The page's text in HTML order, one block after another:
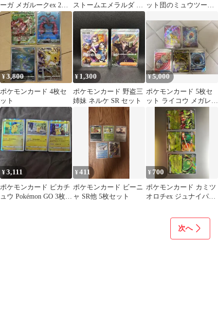
ーガ メガルークex 2枚
セット
ストームエメラルダ バ
ラパック 20パック
ット団のミュウツーEX
¥3,800
ポケモンカード 4枚セ
ット
¥ 1,300
ポケモンカード 野盗三
姉妹 ネルケ SR セット
¥5,000
ポケモンカード 5枚セ
ット ライコウ メガレッ
クウザ他
¥3,111
ポケモンカード ピカチ
ュウ Pokémon GO 3枚セ
¥411
ポケモンカード ビーニ
ャ SR他 5枚セット
¥ 700
ポケモンカード カミツ
オロチex ジュナイパー
次へ